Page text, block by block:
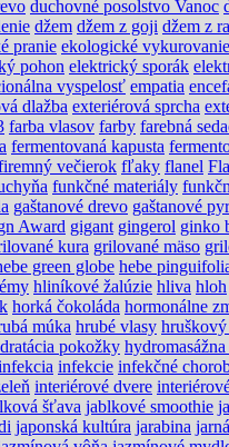
duchovné posolstvo Vanoc
džem džem z goji džem z
pranie ekologické vykurovanie
pohon elektrický sporák
vyspelosť empatia
dlažba exteriérová sprcha
farba vlasov farby farebná
fermentovaná kapusta
večierok fľaky flanel
funkčné materiály
gaštanové drevo gaštanové
Award gigant gingerol ginko
kura grilované mäso
green globe hebe
hliníkové žalúzie hliva hloh
horká čokoláda hormonálne
múka hrubé vlasy
pokožky hydromasážna
infekcie infekčné
interiérové dvere
šťava jablkové smoothie
japonská kultúra jarabina